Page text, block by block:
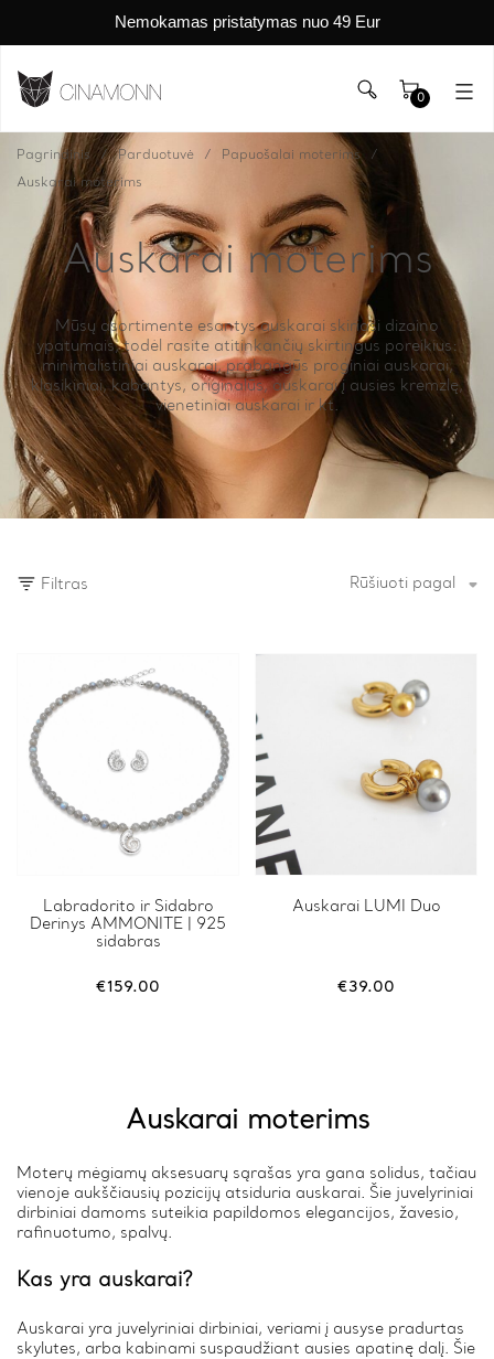
Nemokamas pristatymas nuo 49 Eur
0
Auskarai moterims
Mūsų asortimente esantys auskarai skiriasi dizaino
ypatumais, todėl rasite atitinkančių skirtingus poreikius:
minimalistiniai auskarai, prabangūs proginiai auskarai,
klasikiniai, kabantys, originalūs, auskarai į ausies kremzlę,
vienetiniai auskarai ir kt.
Pagrindinis Parduotuvė Papuošalai moterims
Auskarai moterims
Filtras Rūšiuoti pagal
Labradorito ir Sidabro
Derinys AMMONITE | 925
sidabras
€159.00
Auskarai LUMI Duo
€39.00
Auskarai moterims
Moterų mėgiamų aksesuarų sąrašas yra gana solidus, tačiau
vienoje aukščiausių pozicijų atsiduria auskarai. Šie juvelyriniai
dirbiniai damoms suteikia papildomos elegancijos, žavesio,
rafinuotumo, spalvų.
Kas yra auskarai?
Auskarai yra juvelyriniai dirbiniai, veriami į ausyse pradurtas
skylutes, arba kabinami suspaudžiant ausies apatinę dalį. Šie